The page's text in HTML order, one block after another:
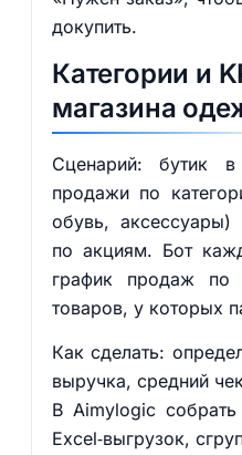
докупить.
Категории и
магазина
Сценарий: бутик в
продажи по
обувь,
по акциям. Бот
график продаж по
товаров, у которых
Как сделать:
выручка, средний
В Aimylogic
Excel‑выгрузок,